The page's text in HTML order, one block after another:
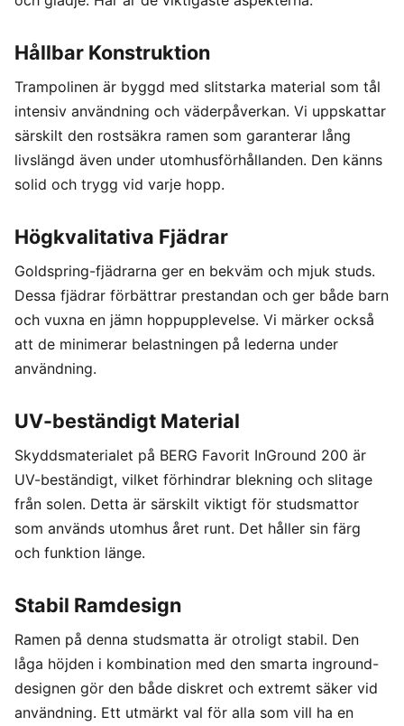
Hållbar Konstruktion
Trampolinen är byggd med slitstarka material som tål
intensiv användning och väderpåverkan. Vi uppskattar
särskilt den rostsäkra ramen som garanterar lång
livslängd även under utomhusförhållanden. Den känns
solid och trygg vid varje hopp.
Högkvalitativa Fjädrar
Goldspring-fjädrarna ger en bekväm och mjuk studs.
Dessa fjädrar förbättrar prestandan och ger både barn
och vuxna en jämn hoppupplevelse. Vi märker också
att de minimerar belastningen på lederna under
användning.
UV-beständigt Material
Skyddsmaterialet på BERG Favorit InGround 200 är
UV-beständigt, vilket förhindrar blekning och slitage
från solen. Detta är särskilt viktigt för studsmattor
som används utomhus året runt. Det håller sin färg
och funktion länge.
Stabil Ramdesign
Ramen på denna studsmatta är otroligt stabil. Den
låga höjden i kombination med den smarta inground-
designen gör den både diskret och extremt säker vid
användning. Ett utmärkt val för alla som vill ha en